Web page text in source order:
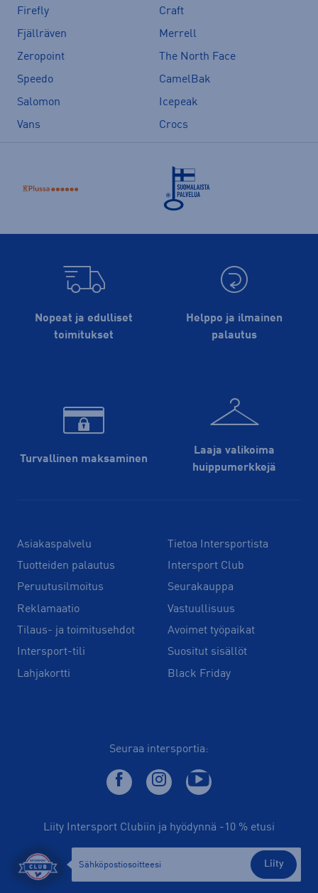
Firefly
Craft
Fjällräven
Merrell
Zeropoint
The North Face
Speedo
CamelBak
Salomon
Icepeak
Vans
Crocs
Nopeat ja edulliset
toimitukset
Helppo ja ilmainen
palautus
Turvallinen maksaminen
Laaja valikoima
huippu­merkkejä
Asiakaspalvelu
Tuotteiden palautus
Peruutusilmoitus
Reklamaatio
Tilaus- ja toimitusehdot
Intersport-tili
Lahjakortti
Tietoa Intersportista
Intersport Club
Seurakauppa
Vastuullisuus
Avoimet työpaikat
Suositut sisällöt
Black Friday
Seuraa intersportia:
Liity Intersport Clubiin ja hyödynnä -10 % etusi
Liity